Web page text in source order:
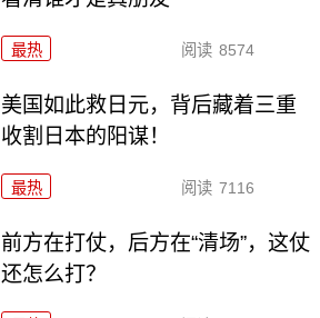
最热 阅读 8574
美国如此救日元，背后藏着三重
收割日本的阳谋！
最热 阅读 7116
前方在打仗，后方在“清场”，这仗
还怎么打？